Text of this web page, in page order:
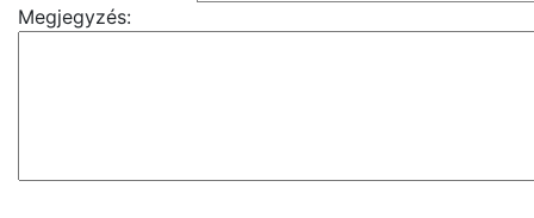
Megjegyzés: